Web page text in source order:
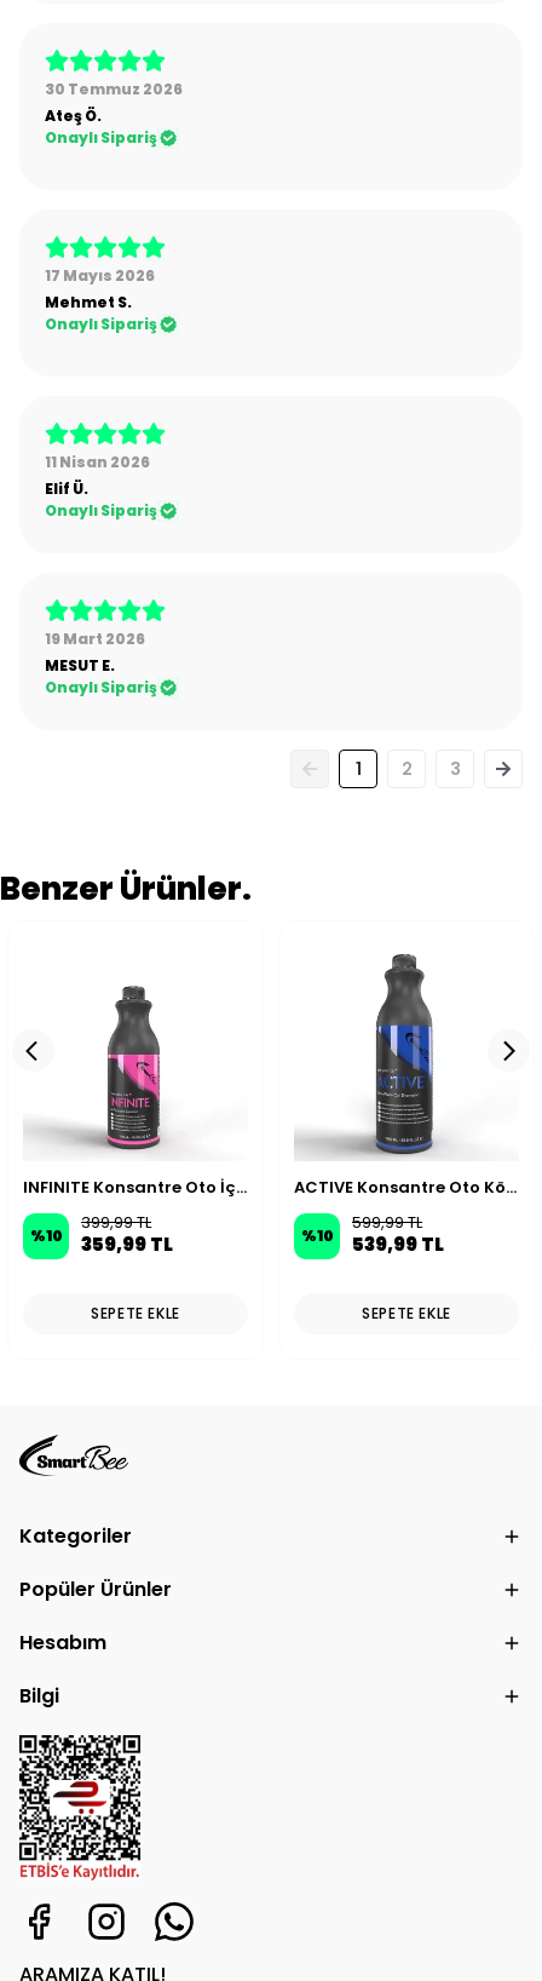
30 Temmuz 2026
AteşÖ.
Onaylı Sipariş
17 Mayıs 2026
Mehmet S.
Onaylı Sipariş
11 Nisan 2026
Elif Ü.
Onaylı Sipariş
19 Mart 2026
MESUT E.
Onaylı Sipariş
1 2 3
Benzer Ürünler.
INFINITE Konsantre Oto İç ve Dış Genel Temizleyici APC - 500 ml
%10
399,99 TL
359,99 TL
SEPETE EKLE
ACTIVE Konsantre Oto Köpük Şampuanı - 1000 ml
%10
599,99 TL
539,99 TL
SEPETE EKLE
Kategoriler
Popüler Ürünler
Hesabım
Bilgi
ARAMIZA KATIL!